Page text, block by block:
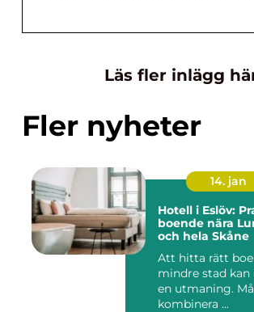
Läs fler inlägg
Fler nyheter
14. jan
Hotell i Eslöv:
boende nära
och hela Skåne
Att hitta rätt
mindre stad kan
en utmaning.
kombinera ...